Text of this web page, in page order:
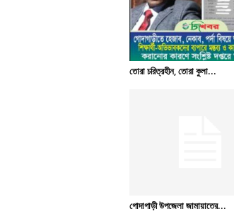
তোরা চরিত্রহীন, তোরা কুলা...
গোদাগাড়ী উপজেলা জামায়াতের...